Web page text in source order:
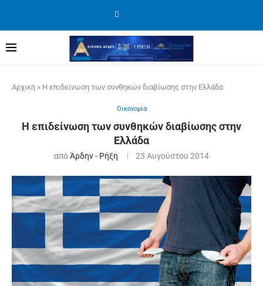
Αρχική » Η επιδείνωση των συνθηκών διαβίωσης στην Ελλάδα
Οικονομία
Η επιδείνωση των συνθηκών διαβίωσης στην
Ελλάδα
απόΆρδην - Ρήξη 23 Αυγούστου 2014